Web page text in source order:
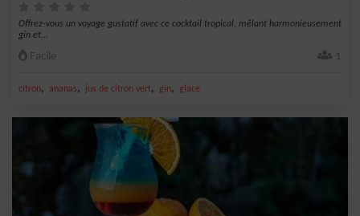
Offrez-vous un voyage gustatif avec ce cocktail tropical, mêlant harmonieusement
gin et...
Facile 1
citron, ananas, jus de citron vert, gin, glace